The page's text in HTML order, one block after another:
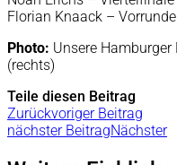
Florian Knaack – Vorrunde
Photo: Unsere
(rechts)
Teile diesen Beitrag
Zurückvoriger Beitrag
nächster BeitragNächster